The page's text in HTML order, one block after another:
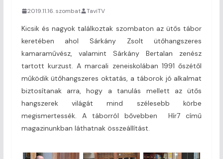
2019.11.16. szombat TaviTV
Kicsik és nagyok találkoztak szombaton az ütős tábor
keretében ahol Sárkány Zsolt ütőhangszeres
kamaraművész, valamint Sárkány Bertalan zenész
tartott kurzust. A marcali zeneiskolában 1991 őszétől
működik ütőhangszeres oktatás, a táborok jó alkalmat
biztosítanak arra, hogy a tanulás mellett az ütős
hangszerek világát mind szélesebb körbe
megismertessék. A táborról bővebben Hír7 című
magazinunkban láthatnak összeállítást.